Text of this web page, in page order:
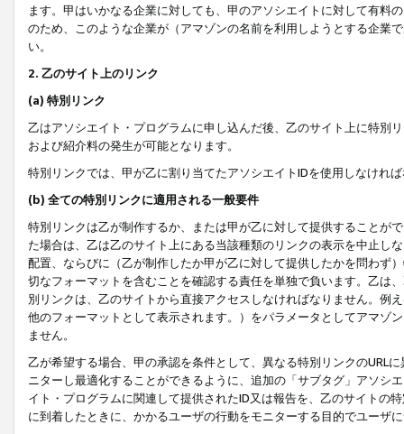
ます。甲はいかなる企業に対しても、甲のアソシエイトに対して有料
のため、このような企業が（アマゾンの名前を利用しようとする企業
い。
2. 乙のサイト上のリンク
(a) 特別リンク
乙はアソシエイト・プログラムに申し込んだ後、乙のサイト上に特別
および紹介料の発生が可能となります。
特別リンクでは、甲が乙に割り当てたアソシエイトIDを使用しなけれ
(b) 全ての特別リンクに適用される一般要件
特別リンクは乙が制作するか、または甲が乙に対して提供することが
た場合は、乙は乙のサイト上にある当該種類のリンクの表示を中止し
配置、ならびに（乙が制作したか甲が乙に対して提供したかを問わず
切なフォーマットを含むことを確認する責任を単独で負います。乙は
別リンクは、乙のサイトから直接アクセスしなければなりません。例
他のフォーマットとして表示されます。）をパラメータとしてアマゾ
ません。
乙が希望する場合、甲の承認を条件として、異なる特別リンクのURL
ニターし最適化することができるように、追加の「サブタグ」アソシ
イト・プログラムに関連して提供されたID又は報告を、乙のサイトの
に到着したときに、かかるユーザの行動をモニターする目的でユーザ